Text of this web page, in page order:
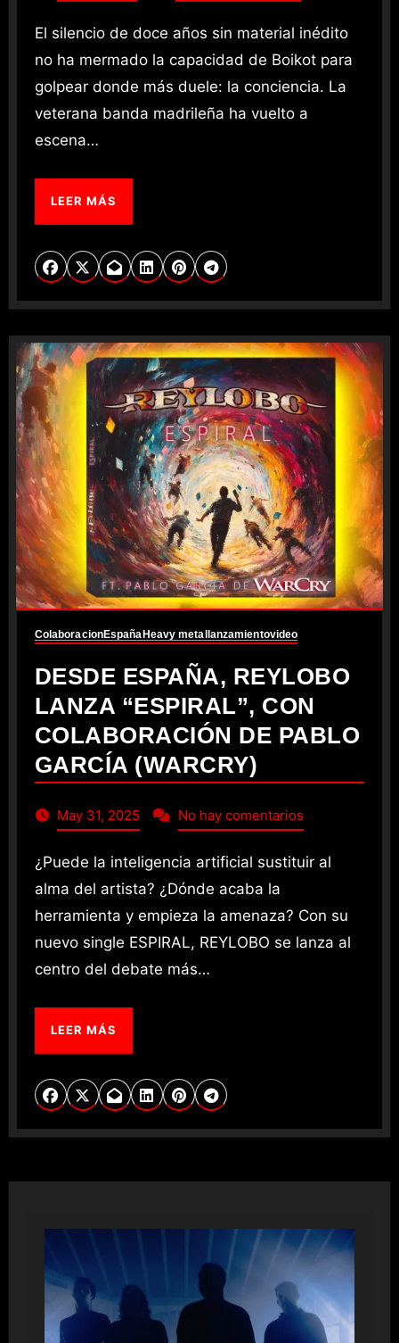
El silencio de doce años sin material inédito
no ha mermado la capacidad de Boikot para
golpear donde más duele: la conciencia. La
veterana banda madrileña ha vuelto a
escena…
LEER MÁS
ColaboracionEspañaHeavy metallanzamientovideo
DESDE ESPAÑA, REYLOBO
LANZA “ESPIRAL”, CON
COLABORACIÓN DE PABLO
GARCÍA (WARCRY)
May 31, 2025 No hay comentarios
¿Puede la inteligencia artificial sustituir al
alma del artista? ¿Dónde acaba la
herramienta y empieza la amenaza? Con su
nuevo single ESPIRAL, REYLOBO se lanza al
centro del debate más…
LEER MÁS